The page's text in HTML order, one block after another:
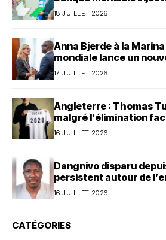
dollars au Bénin
18 JUILLET 2026
Anna Bjerde à la
mondiale lance un
avec le Bénin
17 JUILLET 2026
Angleterre : Thomas
malgré l’élimination
16 JUILLET 2026
Dangnivo disparu
persistent autour de
16 JUILLET 2026
CATÉGORIES